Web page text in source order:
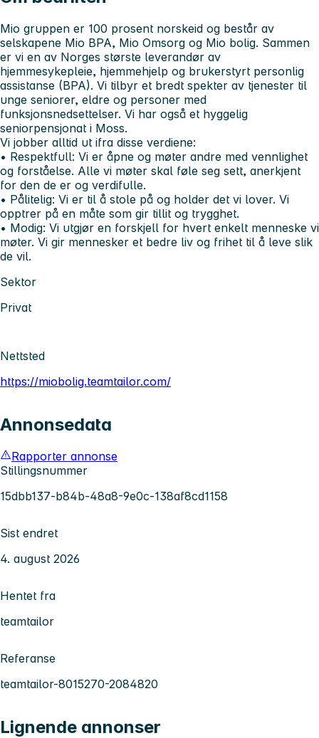
Mio gruppen er 100 prosent norskeid og består av
selskapene Mio BPA, Mio Omsorg og Mio bolig. Sammen
er vi en av Norges største leverandør av
hjemmesykepleie, hjemmehjelp og brukerstyrt personlig
assistanse (BPA). Vi tilbyr et bredt spekter av tjenester til
unge seniorer, eldre og personer med
funksjonsnedsettelser. Vi har også et hyggelig
seniorpensjonat i Moss.
Vi jobber alltid ut ifra disse verdiene:
• Respektfull: Vi er åpne og møter andre med vennlighet
og forståelse. Alle vi møter skal føle seg sett, anerkjent
for den de er og verdifulle.
• Pålitelig: Vi er til å stole på og holder det vi lover. Vi
opptrer på en måte som gir tillit og trygghet.
• Modig: Vi utgjør en forskjell for hvert enkelt menneske vi
møter. Vi gir mennesker et bedre liv og frihet til å leve slik
de vil.
Sektor
Privat
Nettsted
https://miobolig.teamtailor.com/
Annonsedata
Rapporter annonse
Stillingsnummer
15dbb137-b84b-48a8-9e0c-138af8cd1158
Sist endret
4. august 2026
Hentet fra
teamtailor
Referanse
teamtailor-8015270-2084820
Lignende annonser